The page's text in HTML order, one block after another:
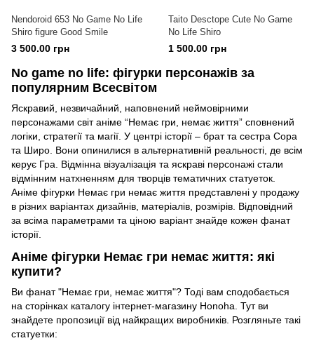
Nendoroid 653 No Game No Life
Shiro figure Good Smile
3 500.00 грн
Taito Desctope Cute No Game
No Life Shiro
1 500.00 грн
No game no life: фігурки персонажів за
популярним Всесвітом
Яскравий, незвичайний, наповнений неймовірними
персонажами світ аніме “Немає гри, немає життя” сповнений
логіки, стратегії та магії. У центрі історії – брат та сестра Сора
та Широ. Вони опинилися в альтернативній реальності, де всім
керує Гра. Відмінна візуалізація та яскраві персонажі стали
відмінним натхненням для творців тематичних статуеток.
Аніме фігурки Немає гри немає життя представлені у продажу
в різних варіантах дизайнів, матеріалів, розмірів. Відповідний
за всіма параметрами та ціною варіант знайде кожен фанат
історії.
Аніме фігурки Немає гри немає життя: які
купити?
Ви фанат "Немає гри, немає життя"? Тоді вам сподобається
на сторінках каталогу інтернет-магазину Honoha. Тут ви
знайдете пропозиції від найкращих виробників. Розгляньте такі
статуетки: